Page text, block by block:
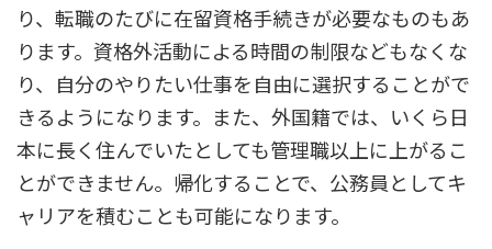
り、転職のたびに在留資格手続きが必要なものもあ
ります。資格外活動による時間の制限などもなくな
り、自分のやりたい仕事を自由に選択することがで
きるようになります。また、外国籍では、いくら日
本に長く住んでいたとしても管理職以上に上がるこ
とができません。帰化することで、公務員としてキ
ャリアを積むことも可能になります。